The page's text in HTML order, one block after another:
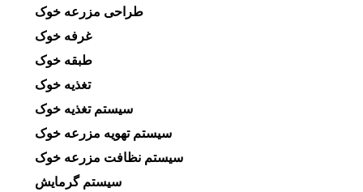
طراحی مزرعه خوک
غرفه خوک
طبقه خوک
تغذیه خوک
سیستم تغذیه خوک
سیستم تهویه مزرعه خوک
سیستم نظافت مزرعه خوک
سیستم گرمایش